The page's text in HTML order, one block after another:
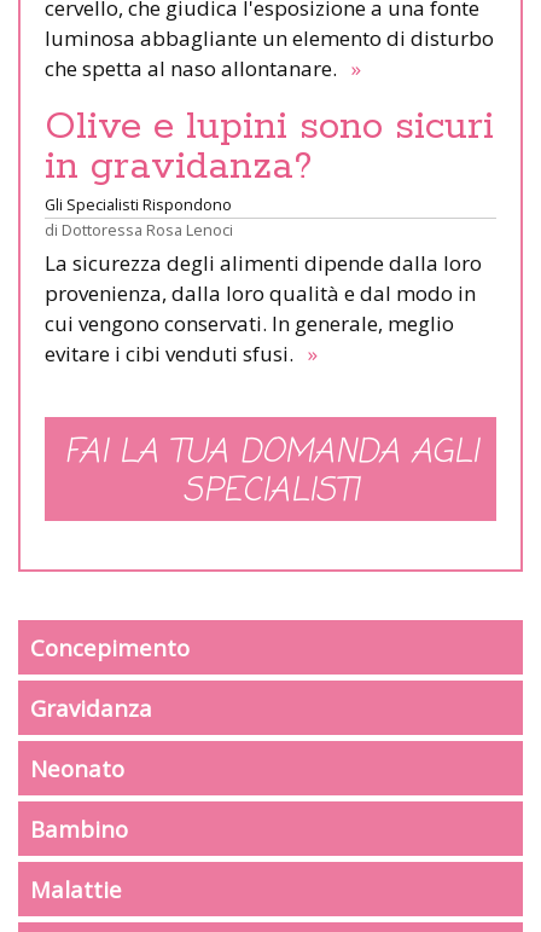
cervello, che giudica l'esposizione a una fonte
luminosa abbagliante un elemento di disturbo
che spetta al naso allontanare. »
Olive e lupini sono sicuri
in gravidanza?
Gli Specialisti Rispondono
di Dottoressa Rosa Lenoci
La sicurezza degli alimenti dipende dalla loro
provenienza, dalla loro qualità e dal modo in
cui vengono conservati. In generale, meglio
evitare i cibi venduti sfusi. »
FAI LA TUA DOMANDA AGLI
SPECIALISTI
Concepimento
Gravidanza
Neonato
Bambino
Malattie